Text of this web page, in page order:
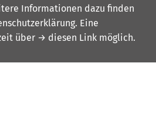
Informationen dazu finden
. Eine
über → diesen Link möglich.